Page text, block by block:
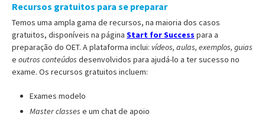
Recursos gratuitos para se preparar
Temos uma ampla gama de recursos, na maioria dos casos
gratuitos, disponíveis na página Start for Success para a
preparação do OET. A plataforma inclui: vídeos, aulas, exemplos, guias
e outros conteúdos desenvolvidos para ajudá-lo a ter sucesso no
exame. Os recursos gratuitos incluem:
Exames modelo
Master classes e um chat de apoio